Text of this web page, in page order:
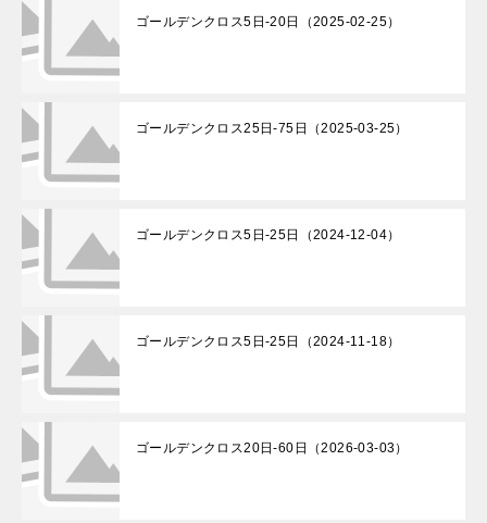
ゴールデンクロス5日-20日（2025-02-25）
ゴールデンクロス25日-75日（2025-03-25）
ゴールデンクロス5日-25日（2024-12-04）
ゴールデンクロス5日-25日（2024-11-18）
ゴールデンクロス20日-60日（2026-03-03）